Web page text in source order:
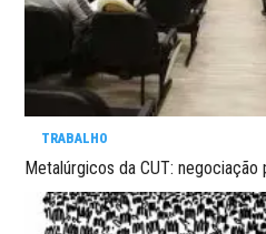
TRABALHO
Metalúrgicos da CUT: negociação